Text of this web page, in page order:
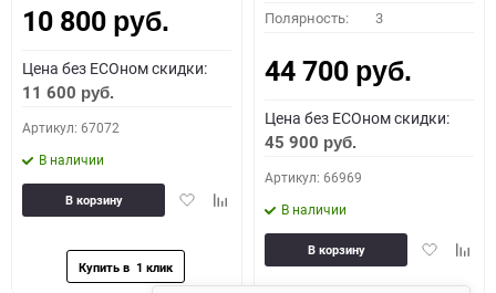
10 800 руб.
Цена без ECOном скидки:
11 600 руб.
Артикул: 67072
В наличии
ДобавитьДобавить
сравнению
В корзину
Полярность: 3
44 700 руб.
Цена без ECOном скидки:
45 900 руб.
Артикул: 66969
В наличии
Добавить
В корзину